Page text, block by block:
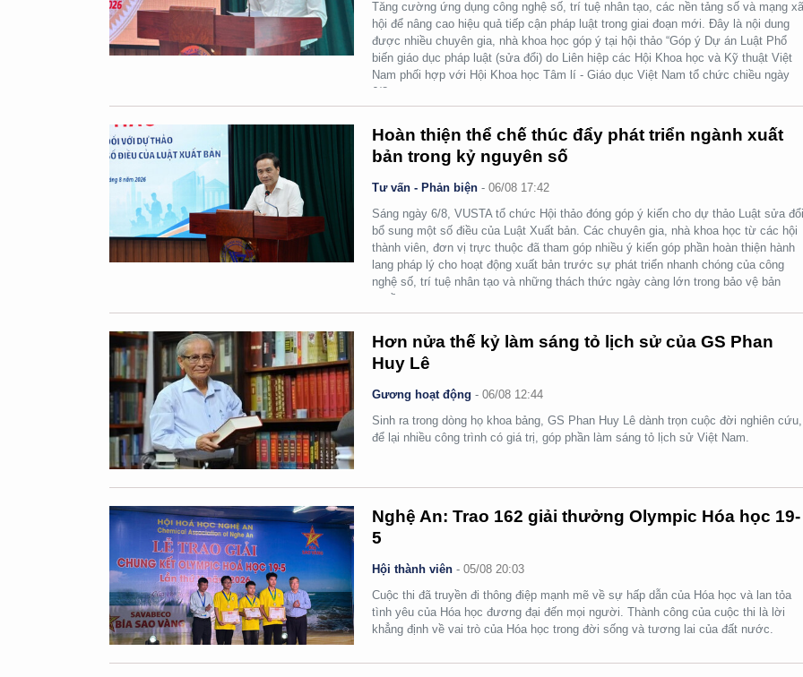
Tăng cường ứng dụng công nghệ số, trí tuệ nhân tạo, các nền tảng số và mạng
hội để nâng cao hiệu quả tiếp cận pháp luật trong giai đoạn mới. Đây là nội dung
được nhiều chuyên gia, nhà khoa học góp ý tại hội thảo “Góp ý Dự án Luật Phổ
biến giáo dục pháp luật (sửa đổi) do Liên hiệp các Hội Khoa học và Kỹ thuật Việt
Nam phối hợp với Hội Khoa học Tâm lí - Giáo dục Việt Nam tổ chức chiều ngày
6/8.
Hoàn thiện thể chế thúc đẩy phát triển ngành xuất
bản trong kỷ nguyên số
Tư vấn - Phản biện -06/08 17:42
Sáng ngày 6/8, VUSTA tổ chức Hội thảo đóng góp ý kiến cho dự thảo Luật sửa
bổ sung một số điều của Luật Xuất bản. Các chuyên gia, nhà khoa học từ các hội
thành viên, đơn vị trực thuộc đã tham góp nhiều ý kiến góp phần hoàn thiện hành
lang pháp lý cho hoạt động xuất bản trước sự phát triển nhanh chóng của công
nghệ số, trí tuệ nhân tạo và những thách thức ngày càng lớn trong bảo vệ bản
quyền.
Hơn nửa thế kỷ làm sáng tỏ lịch sử của GS Phan
Huy Lê
Gương hoạt động -06/08 12:44
Sinh ra trong dòng họ khoa bảng, GS Phan Huy Lê dành trọn cuộc đời nghiên cứu,
để lại nhiều công trình có giá trị, góp phần làm sáng tỏ lịch sử Việt Nam.
Nghệ An: Trao 162 giải thưởng Olympic Hóa học 19-
5
Hội thành viên -05/08 20:03
Cuộc thi đã truyền đi thông điệp mạnh mẽ về sự hấp dẫn của Hóa học và lan tỏa
tình yêu của Hóa học đương đại đến mọi người. Thành công của cuộc thi là lời
khẳng định về vai trò của Hóa học trong đời sống và tương lai của đất nước.